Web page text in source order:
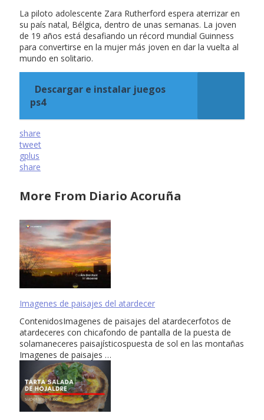
La piloto adolescente Zara Rutherford espera aterrizar en
su país natal, Bélgica, dentro de unas semanas. La joven
de 19 años está desafiando un récord mundial Guinness
para convertirse en la mujer más joven en dar la vuelta al
mundo en solitario.
Descargar e instalar juegos
ps4
share
tweet
gplus
share
More From Diario Acoruña
Imagenes de paisajes del atardecer
ContenidosImagenes de paisajes del atardecerfotos de
atardeceres con chicafondo de pantalla de la puesta de
solamaneceres paisajísticospuesta de sol en las montañas
Imagenes de paisajes …